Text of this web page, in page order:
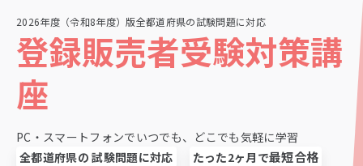
2026年度（令和8年度）版全都道府県の試験問題に対応
登録販売者受験対策講
座
PC・スマートフォンでいつでも、どこでも気軽に学習
全都道府県の 試験問題に対応 たった2ヶ月で最短合格